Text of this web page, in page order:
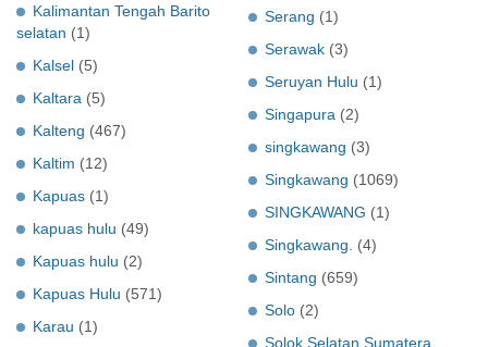
Kalimantan Tengah Barito
selatan (1)
Kalsel (5)
Kaltara (5)
Kalteng (467)
Kaltim (12)
Kapuas (1)
kapuas hulu (49)
Kapuas hulu (2)
Kapuas Hulu (571)
Karau (1)
Serang (1)
Serawak (3)
Seruyan Hulu (1)
Singapura (2)
singkawang (3)
Singkawang (1069)
SINGKAWANG (1)
Singkawang.
(4)
Sintang (659)
Solo (2)
Solok Selatan Sumatera